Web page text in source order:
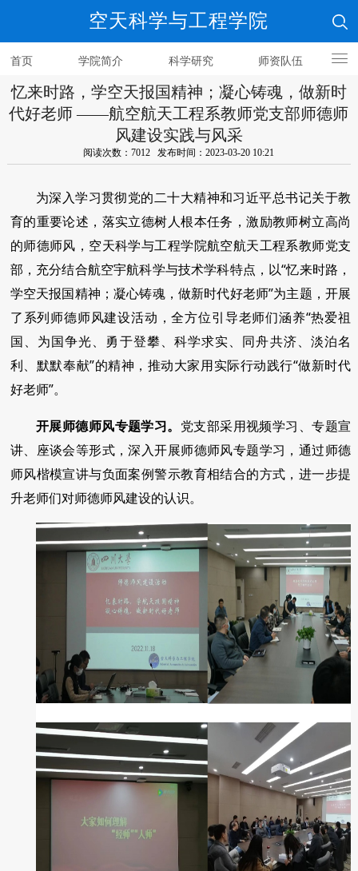
空天科学与工程学院
首页 学院简介 科学研究 师资队伍
人才培养
忆来时路，学空天报国精神；凝心铸魂，做新时
代好老师 ——航空航天工程系教师党支部师德师
风建设实践与风采
阅读次数：7012 发布时间：2023-03-20 10:21